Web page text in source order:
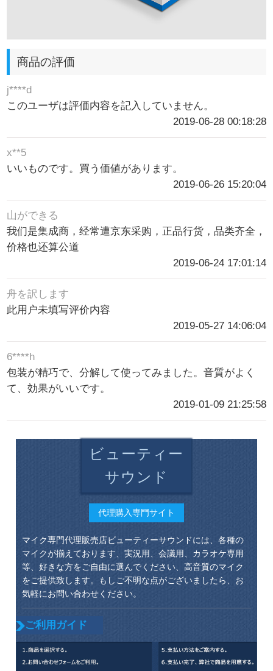
商品の評価
j****d
このユーザは評価内容を記入していません。
2019-06-28 00:18:28
x**5
いいものです。買う価値があります。
2019-06-26 15:20:04
山ができる
我们是集成商，经常遭京东采购，正品行货，品类齐全，
价格也还算公道
2019-06-24 17:01:14
舟を訳します
此用户未填写评价内容
2019-05-27 14:06:04
6****h
包装が精巧で、分解して使ってみました。音質がよく
て、効果がいいです。
2019-01-09 21:25:58
ビューティー
サウンド
代理購入専門サイト
マイク専門代理販売店ビューティーサウンドには、各種の
マイクが揃えております、実況用、会議用、カラオケ専用
等、好きな方をご自由に選んでください、高音質のマイク
をご提供致します。もしご不明な点がございましたら、お
気軽にお問い合わせください。
ご利用ガイド